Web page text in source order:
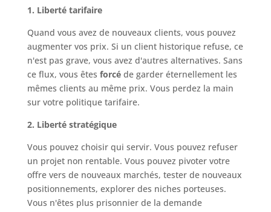
1. Liberté tarifaire
Quand vous avez de nouveaux clients, vous pouvez
augmenter vos prix. Si un client historique refuse, ce
n'est pas grave, vous avez d'autres alternatives. Sans
ce flux, vous êtes forcéde garder éternellement les
mêmes clients au même prix. Vous perdez la main
sur votre politique tarifaire.
2. Liberté stratégique
Vous pouvez choisir qui servir. Vous pouvez refuser
un projet non rentable. Vous pouvez pivoter votre
offre vers de nouveaux marchés, tester de nouveaux
positionnements, explorer des niches porteuses.
Vous n'êtes plus prisonnier de la demande